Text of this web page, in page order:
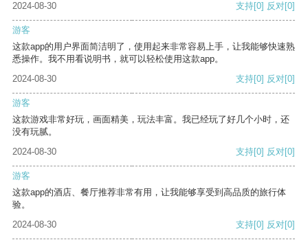
2024-08-30 支持[0] 反对[0]
游客
这款app的用户界面简洁明了，使用起来非常容易上手，让我能够快速熟
悉操作。我不用看说明书，就可以轻松使用这款app。
2024-08-30
支持[0] 反对[0]
游客
这款游戏非常好玩，画面精美，玩法丰富。我已经玩了好几个小时，还
没有玩腻。
2024-08-30
支持[0] 反对[0]
游客
这款app的酒店、餐厅推荐非常有用，让我能够享受到高品质的旅行体
验。
2024-08-30
支持[0] 反对[0]